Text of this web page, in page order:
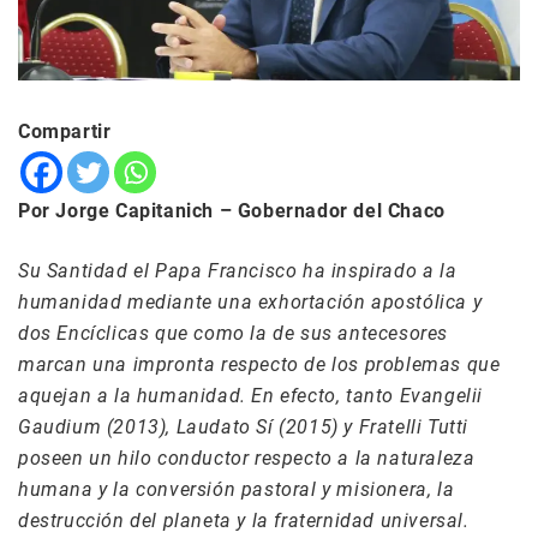
Compartir
Por Jorge Capitanich – Gobernador del Chaco
Su Santidad el Papa Francisco ha inspirado a la
humanidad mediante una exhortación apostólica y
dos Encíclicas que como la de sus antecesores
marcan una impronta respecto de los problemas que
aquejan a la humanidad. En efecto, tanto Evangelii
Gaudium (2013), Laudato Sí (2015) y Fratelli Tutti
poseen un hilo conductor respecto a la naturaleza
humana y la conversión pastoral y misionera, la
destrucción del planeta y la fraternidad universal.